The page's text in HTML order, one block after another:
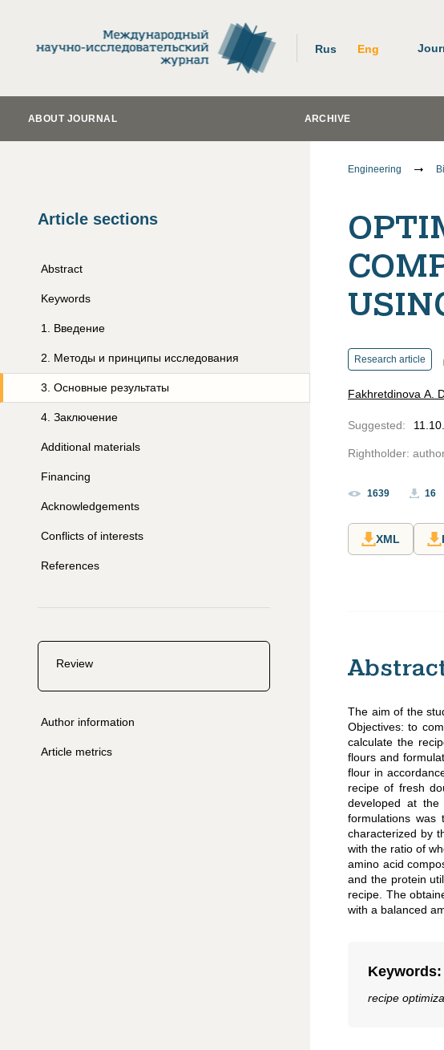
Rus Eng
ABOUT JOURNAL ARCHIVE
Article sections
Abstract
Keywords
1 Введение
2 Методы и принципы исследования
3 Основные результаты
4 Заключение
Additional materials
Financing
Acknowledgements
Conflicts of interests
References
Review
Author information
Article metrics
Engineering
Research article
Fakhretdinova A.
Suggested:
Rightholder:
1639 16
XML
The aim of the
Objectives: to
calculate the
flours and
flour in
recipe of fresh
developed at the
formulations
characterized by
with the ratio of
amino acid
and the protein
recipe. The
with a balanced
Keywords:
recipe